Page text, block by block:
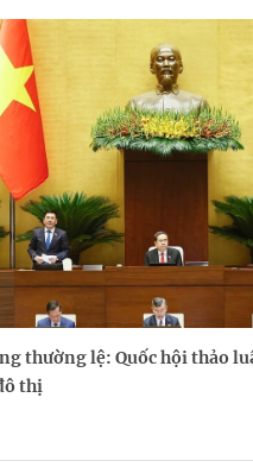
thường lệ: Quốc hội thảo
thị